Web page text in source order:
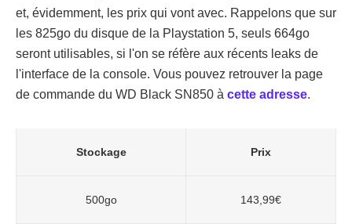
et, évidemment, les prix qui vont avec. Rappelons que sur
les 825go du disque de la Playstation 5, seuls 664go
seront utilisables, si l'on se réfère aux récents leaks de
l'interface de la console. Vous pouvez retrouver la page
de commande du WD Black SN850 à cette adresse.
Stockage Prix
500go 143,99€